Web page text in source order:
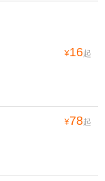
¥16起
¥78起